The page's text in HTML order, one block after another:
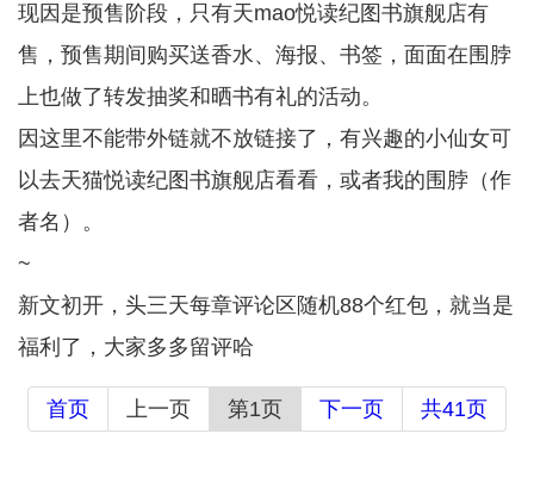
现因是预售阶段，只有天mao悦读纪图书旗舰店有
售，预售期间购买送香水、海报、书签，面面在围脖
上也做了转发抽奖和晒书有礼的活动。
因这里不能带外链就不放链接了，有兴趣的小仙女可
以去天猫悦读纪图书旗舰店看看，或者我的围脖（作
者名）。
~
新文初开，头三天每章评论区随机88个红包，就当是
福利了，大家多多留评哈
首页 上一页 第1页 下一页 共41页